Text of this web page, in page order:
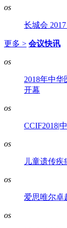
os
长城会
更多 > 会议快讯
os
2018年中
开幕
os
CCIF2018|
os
儿童遗传
os
爱思唯尔卓
os